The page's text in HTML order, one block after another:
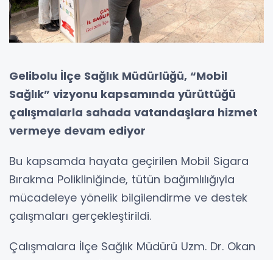
Gelibolu İlçe Sağlık Müdürlüğü, “Mobil
Sağlık” vizyonu kapsamında yürüttüğü
çalışmalarla sahada vatandaşlara hizmet
vermeye devam ediyor
Bu kapsamda hayata geçirilen Mobil Sigara
Bırakma Polikliniğinde, tütün bağımlılığıyla
mücadeleye yönelik bilgilendirme ve destek
çalışmaları gerçekleştirildi.
Çalışmalara İlçe Sağlık Müdürü Uzm. Dr. Okan